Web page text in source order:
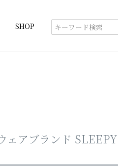
SHOP
ェアブランド
在庫なし商品
在庫なし商品を表示